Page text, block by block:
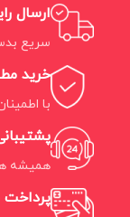
ارسال
سریع
خرید
با
پشتیبانی
همیشه